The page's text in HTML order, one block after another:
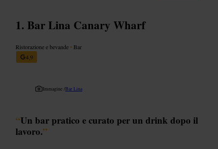
Bar Lina Canary Wharf
Ristorazione e bevande • Bar
4,9
Immagine /Bar Lina
“Un bar pratico e curato per un drink dopo il
lavoro.”